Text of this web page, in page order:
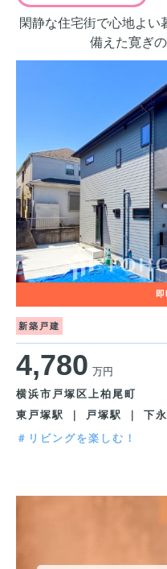
閑静な住宅街で心地よ
備えた寛ぎ
新築戸建
4,780 万円
横浜市戸塚区上柏尾町
東戸塚駅 ｜ 戸塚駅 ｜ 下
＃リビングを楽しむ！